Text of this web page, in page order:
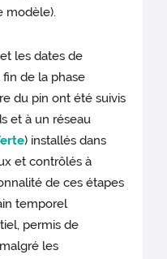
modèle).
les dates de
de la phase
du pin ont été suivis
et à un réseau
) installés dans
et contrôlés à
de ces étapes
temporel
permis de
les